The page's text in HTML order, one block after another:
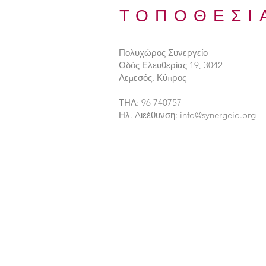
Πολυχώρος Συνεργείο
Οδός Ελευθερίας 19, 3042
Λεμεσός, Κύπρος
ΤΗΛ: 96 740757
Ηλ. Διεέθυνση: info@synergeio.org